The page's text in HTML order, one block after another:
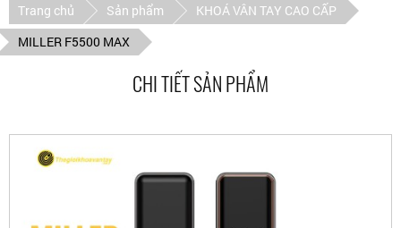
Trang chủ Sản phẩm
KHOÁ VÂN TAY CAO CẤP
MILLER F5500 MAX
CHI TIẾT SẢN PHẨM